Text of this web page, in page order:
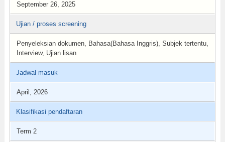
September 26, 2025
Ujian / proses screening
Penyeleksian dokumen, Bahasa(Bahasa Inggris), Subjek tertentu,
Interview, Ujian lisan
Jadwal masuk
April, 2026
Klasifikasi pendaftaran
Term 2